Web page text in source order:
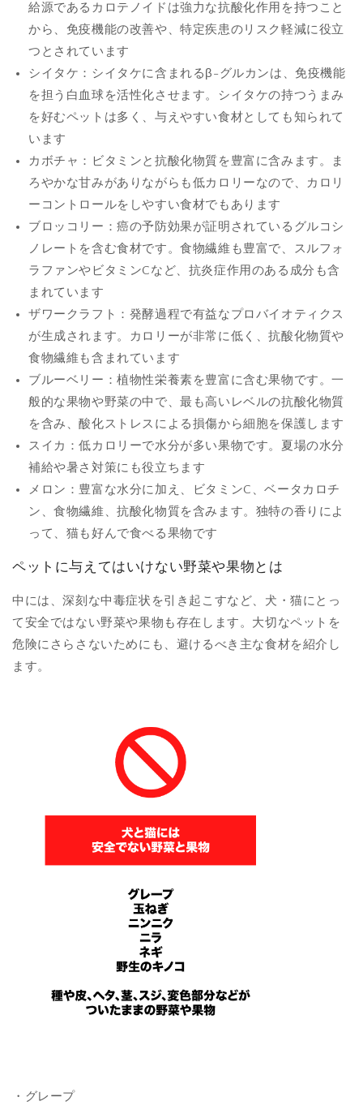
給源であるカロテノイドは強力な抗酸化作用を持つこと
から、免疫機能の改善や、特定疾患のリスク軽減に役立
つとされています
シイタケ：シイタケに含まれるβ-グルカンは、免疫機能
を担う白血球を活性化させます。シイタケの持つうまみ
を好むペットは多く、与えやすい食材としても知られて
います
カボチャ：ビタミンと抗酸化物質を豊富に含みます。ま
ろやかな甘みがありながらも低カロリーなので、カロリ
ーコントロールをしやすい食材でもあります
ブロッコリー：癌の予防効果が証明されているグルコシ
ノレートを含む食材です。食物繊維も豊富で、スルフォ
ラファンやビタミンCなど、抗炎症作用のある成分も含
まれています
ザワークラフト：発酵過程で有益なプロバイオティクス
が生成されます。カロリーが非常に低く、抗酸化物質や
食物繊維も含まれています
ブルーベリー：植物性栄養素を豊富に含む果物です。一
般的な果物や野菜の中で、最も高いレベルの抗酸化物質
を含み、酸化ストレスによる損傷から細胞を保護します
スイカ：低カロリーで水分が多い果物です。夏場の水分
補給や暑さ対策にも役立ちます
メロン：豊富な水分に加え、ビタミンC、ベータカロチ
ン、食物繊維、抗酸化物質を含みます。独特の香りによ
って、猫も好んで食べる果物です
ペットに与えてはいけない野菜や果物とは
中には、深刻な中毒症状を引き起こすなど、犬・猫にとっ
て安全ではない野菜や果物も存在します。大切なペットを
危険にさらさないためにも、避けるべき主な食材を紹介し
ます。
・グレープ